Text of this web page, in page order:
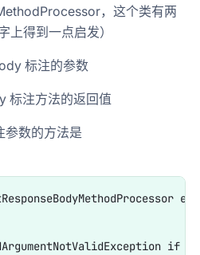
，这个类有两
上得到一点启发）
标注的参数
标注方法的返回值
参数的方法是
if